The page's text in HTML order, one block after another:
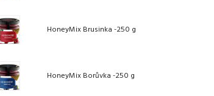
HoneyMix Brusinka -250 g
HoneyMix Borůvka -250 g